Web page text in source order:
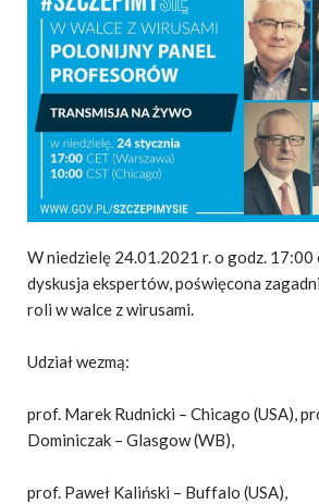
W niedzielę 24.01.2021 r. o godz. 17:00
dyskusja ekspertów, poświęcona
roli w walce z wirusami.
Udział wezmą:
prof. Marek Rudnicki – Chicago (USA),
Dominiczak – Glasgow (WB),
prof. Paweł Kaliński – Buffalo (USA),